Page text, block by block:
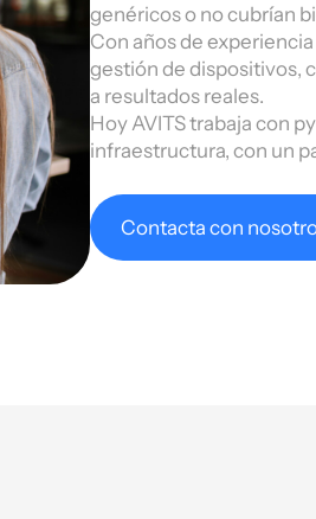
genéricos o no cubrían
Con años de
gestión de dispositivos,
a resultados reales.
Hoy AVITS trabaja con
infraestructura, con un
Contacta con